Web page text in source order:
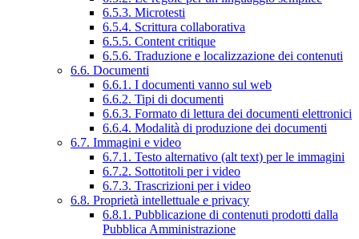
6.5.3. Microtesti
6.5.4. Scrittura collaborativa
6.5.5. Content critique
6.5.6. Traduzione e localizzazione dei contenuti
6.6. Documenti
6.6.1. I documenti vanno sul web
6.6.2. Tipi di documenti
6.6.3. Formato di lettura dei documenti elettronici
6.6.4. Modalità di produzione dei documenti
6.7. Immagini e video
6.7.1. Testo alternativo (alt text) per le immagini
6.7.2. Sottotitoli per i video
6.7.3. Trascrizioni per i video
6.8. Proprietà intellettuale e privacy
6.8.1. Pubblicazione di contenuti prodotti dalla
Pubblica Amministrazione